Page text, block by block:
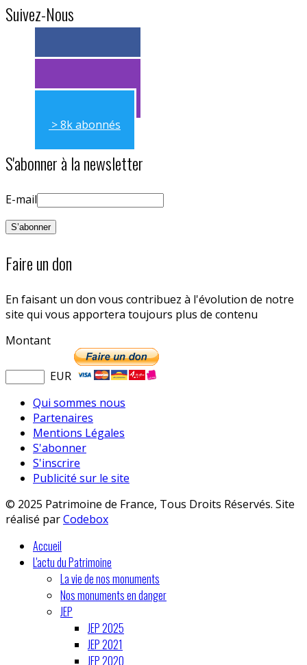
Suivez-Nous
> 11k abonnés
> 11k abonnés
> 8k abonnés
S'abonner à la newsletter
E-mail
Faire un don
En faisant un don vous contribuez à l'évolution de notre
site qui vous apportera toujours plus de contenu
Montant
EUR
Qui sommes nous
Partenaires
Mentions Légales
S'abonner
S'inscrire
Publicité sur le site
© 2025 Patrimoine de France, Tous Droits Réservés. Site
réalisé parCodebox
Accueil
L'actu du Patrimoine
La vie de nos monuments
Nos monuments en danger
JEP
JEP 2025
JEP 2021
JEP 2020